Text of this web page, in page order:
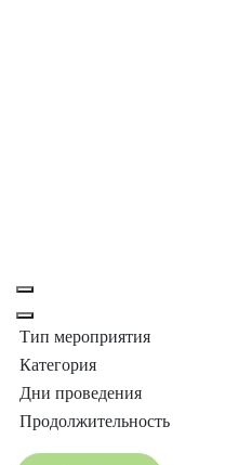
Тип мероприятия
Категория
Дни проведения
Продолжительность